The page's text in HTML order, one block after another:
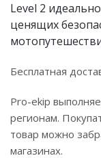
Level 2
ценящих
Бесплатная
Pro-ekip
регионам.
товар можно
магазинах.